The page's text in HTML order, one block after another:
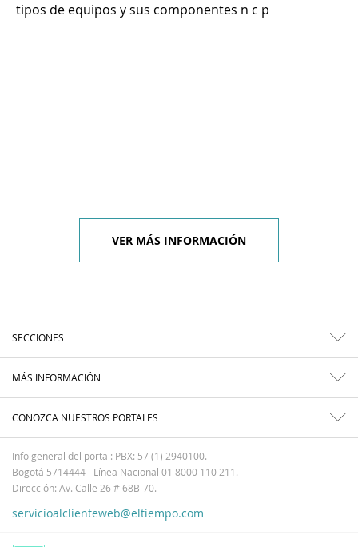
tipos de equipos y sus componentes n c p
VER MÁS INFORMACIÓN
SECCIONES
MÁS INFORMACIÓN
CONOZCA NUESTROS PORTALES
Info general del portal: PBX: 57 (1) 2940100.
Bogotá 5714444 - Línea Nacional 01 8000 110 211.
Dirección: Av. Calle 26 # 68B-70.
servicioalclienteweb@eltiempo.com